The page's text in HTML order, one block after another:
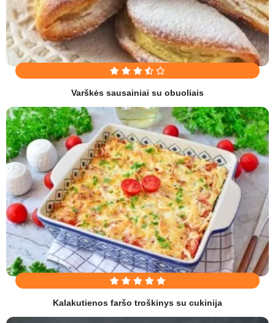
Varškės sausainiai su obuoliais
Kalakutienos faršo troškinys su cukinija